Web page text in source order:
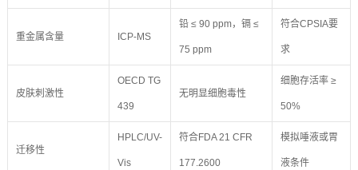
重金属含量 ICP-MS
铅 ≤ 90 ppm，镉 ≤
75 ppm
符合CPSIA要
求
皮肤刺激性
OECD TG
439
无明显细胞毒性
细胞存活率 ≥
50%
迁移性
HPLC/UV-
Vis
符合FDA 21 CFR
177.2600
模拟唾液或胃
液条件